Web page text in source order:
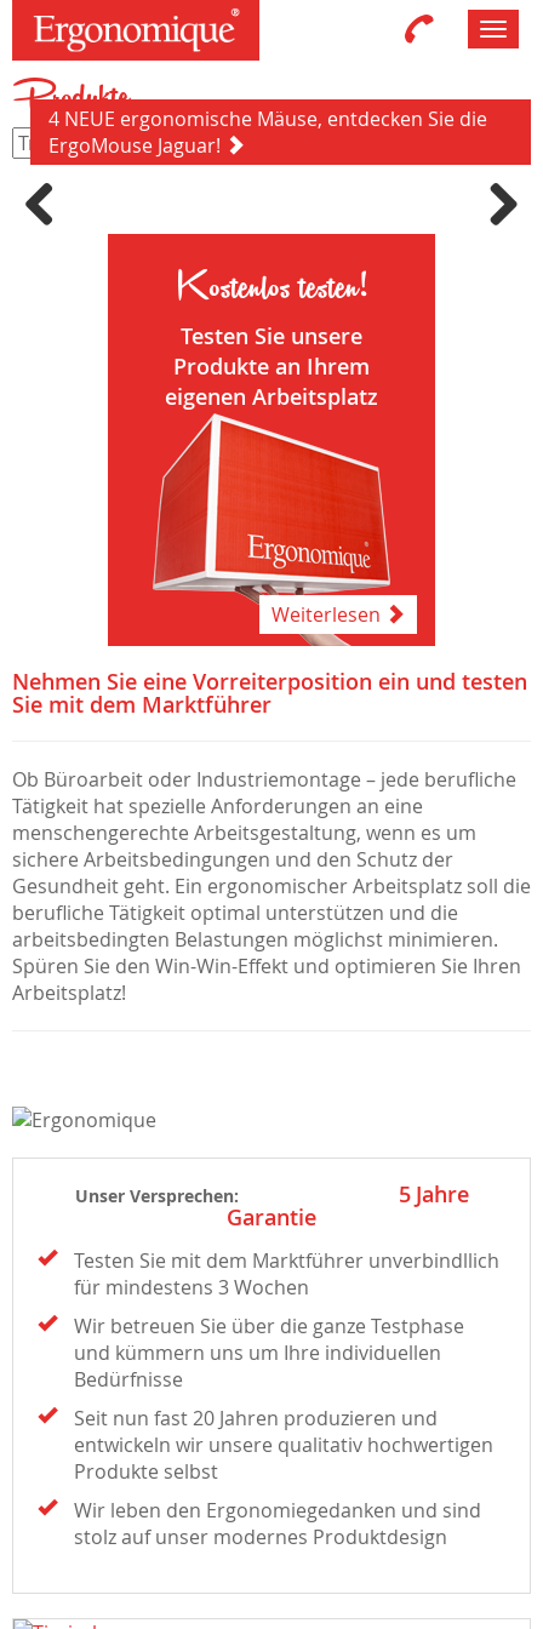
Produkte
4 NEUE ergonomische Mäuse, entdecken Sie die
ErgoMouse Jaguar!
Kostenlos testen!
Testen Sie unsere
Produkte an Ihrem
eigenen Arbeitsplatz
Weiterlesen
Nehmen Sie eine Vorreiterposition ein und testen
Sie mit dem Marktführer
Ob Büroarbeit oder Industriemontage – jede berufliche
Tätigkeit hat spezielle Anforderungen an eine
menschengerechte Arbeitsgestaltung, wenn es um
sichere Arbeitsbedingungen und den Schutz der
Gesundheit geht. Ein ergonomischer Arbeitsplatz soll die
berufliche Tätigkeit optimal unterstützen und die
arbeitsbedingten Belastungen möglichst minimieren.
Spüren Sie den Win-Win-Effekt und optimieren Sie Ihren
Arbeitsplatz!
Unser Versprechen: 5 Jahre
Garantie
Testen Sie mit dem Marktführer unverbindllich
für mindestens 3 Wochen
Wir betreuen Sie über die ganze Testphase
und kümmern uns um Ihre individuellen
Bedürfnisse
Seit nun fast 20 Jahren produzieren und
entwickeln wir unsere qualitativ hochwertigen
Produkte selbst
Wir leben den Ergonomiegedanken und sind
stolz auf unser modernes Produktdesign